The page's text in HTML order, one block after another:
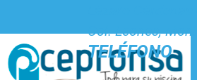
Col. Leones,
TELÉFONO